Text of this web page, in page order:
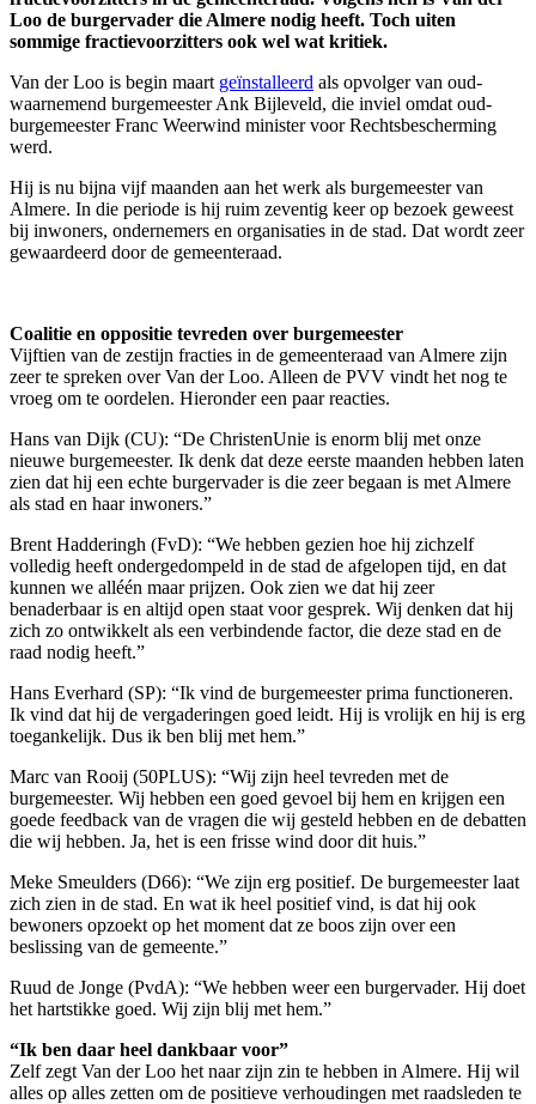
Loo de burgervader die Almere nodig heeft. Toch uiten
sommige fractievoorzitters ook wel wat kritiek.
Van der Loo is begin maart geïnstalleerd als opvolger van oud-
waarnemend burgemeester Ank Bijleveld, die inviel omdat oud-
burgemeester Franc Weerwind minister voor Rechtsbescherming
werd.
Hij is nu bijna vijf maanden aan het werk als burgemeester van
Almere. In die periode is hij ruim zeventig keer op bezoek geweest
bij inwoners, ondernemers en organisaties in de stad. Dat wordt zeer
gewaardeerd door de gemeenteraad.
Coalitie en oppositie tevreden over burgemeester
Vijftien van de zestijn fracties in de gemeenteraad van Almere zijn
zeer te spreken over Van der Loo. Alleen de PVV vindt het nog te
vroeg om te oordelen. Hieronder een paar reacties.
Hans van Dijk (CU): “De ChristenUnie is enorm blij met onze
nieuwe burgemeester. Ik denk dat deze eerste maanden hebben laten
zien dat hij een echte burgervader is die zeer begaan is met Almere
als stad en haar inwoners.”
Brent Hadderingh (FvD): “We hebben gezien hoe hij zichzelf
volledig heeft ondergedompeld in de stad de afgelopen tijd, en dat
kunnen we alléén maar prijzen. Ook zien we dat hij zeer
benaderbaar is en altijd open staat voor gesprek. Wij denken dat hij
zich zo ontwikkelt als een verbindende factor, die deze stad en de
raad nodig heeft.”
Hans Everhard (SP): “Ik vind de burgemeester prima functioneren.
Ik vind dat hij de vergaderingen goed leidt. Hij is vrolijk en hij is erg
toegankelijk. Dus ik ben blij met hem.”
Marc van Rooij (50PLUS): “Wij zijn heel tevreden met de
burgemeester. Wij hebben een goed gevoel bij hem en krijgen een
goede feedback van de vragen die wij gesteld hebben en de debatten
die wij hebben. Ja, het is een frisse wind door dit huis.”
Meke Smeulders (D66): “We zijn erg positief. De burgemeester laat
zich zien in de stad. En wat ik heel positief vind, is dat hij ook
bewoners opzoekt op het moment dat ze boos zijn over een
beslissing van de gemeente.”
Ruud de Jonge (PvdA): “We hebben weer een burgervader. Hij doet
het hartstikke goed. Wij zijn blij met hem.”
“Ik ben daar heel dankbaar voor”
Zelf zegt Van der Loo het naar zijn zin te hebben in Almere. Hij wil
alles op alles zetten om de positieve verhoudingen met raadsleden te